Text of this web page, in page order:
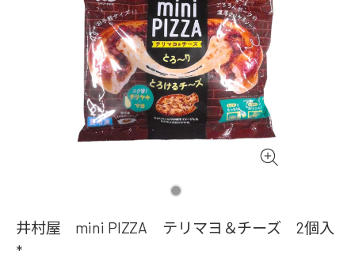
井村屋 mini PIZZA テリマヨ＆チーズ 2個入
*